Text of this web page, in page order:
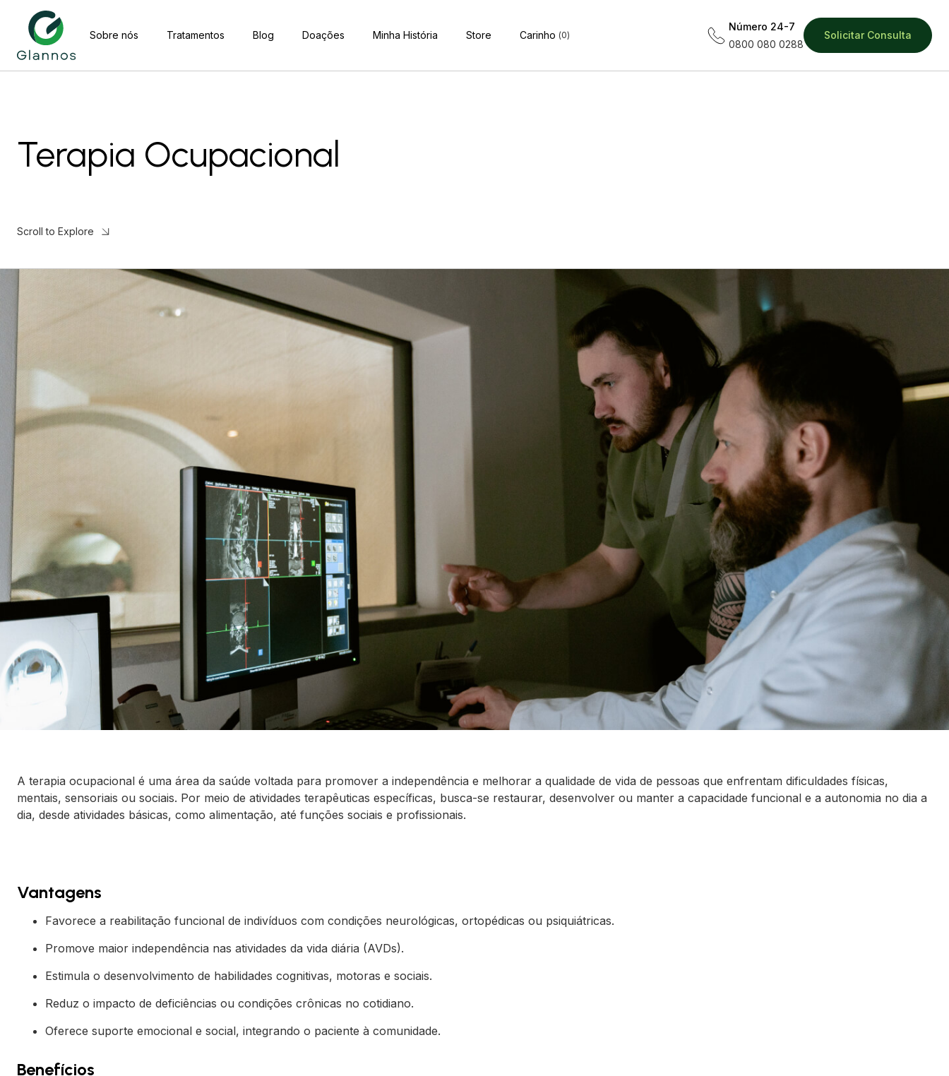
Sobre nós Tratamentos Blog Doações Minha História Store Carinho (0)
Número 24-7
0800 080 0288
Solicitar Consulta
Terapia Ocupacional
Scroll to Explore
A terapia ocupacional é uma área da saúde voltada para promover a independência e melhorar a qualidade de vida de pessoas que enfrentam dificuldades físicas,
mentais, sensoriais ou sociais. Por meio de atividades terapêuticas específicas, busca-se restaurar, desenvolver ou manter a capacidade funcional e a autonomia no dia a
dia, desde atividades básicas, como alimentação, até funções sociais e profissionais.
Vantagens
Favorece a reabilitação funcional de indivíduos com condições neurológicas, ortopédicas ou psiquiátricas.
Promove maior independência nas atividades da vida diária (AVDs).
Estimula o desenvolvimento de habilidades cognitivas, motoras e sociais.
Reduz o impacto de deficiências ou condições crônicas no cotidiano.
Oferece suporte emocional e social, integrando o paciente à comunidade.
Benefícios